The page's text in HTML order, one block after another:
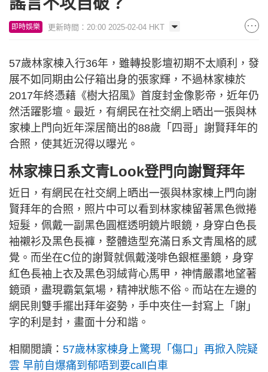
即時娛樂 更新時間：20:00 2025-02-04 HKT
57歲林家棟入行36年，雖轉投影壇初期不太順利，發
展不如同期由公仔箱出身的張家輝，不過林家棟於
2017年終憑藉《樹大招風》首度封金像影帝，近年仍
然活躍影壇。最近，有網民在社交網上晒出一張與林
家棟上門向近年深居簡出的88歲「四哥」謝賢拜年的
合照，使其近況得以曝光。
林家棟日系文青Look登門向謝賢拜年
近日，有網民在社交網上晒出一張與林家棟上門向謝
賢拜年的合照，照片中可以看到林家棟留著黑色微捲
短髮，佩戴一副黑色圓框透明鏡片眼鏡，身穿白色長
袖襯衫及黑色長褲，整體造型充滿日系文青風格的感
覺。而坐在C位的謝賢就佩戴淺啡色銀框墨鏡，身穿
紅色長袖上衣及黑色羽絨背心馬甲，神情嚴肅地望著
鏡頭，盡現霸氣氣場，精神狀態不俗。而站在左邊的
網民則雙手擺出拜年姿勢，手中夾住一封寫上「謝」
字的利是封，畫面十分和諧。
相關閲讀： 57歲林家棟身上驚現「傷口」再掀入院疑
雲 早前自爆痛到郁唔到要call白車